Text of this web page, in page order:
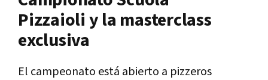
Pizzaioli y la masterclass
exclusiva
El campeonato está abierto a pizzeros